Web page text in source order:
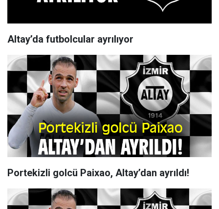
Altay’da futbolcular ayrılıyor
Portekizli golcü Paixao, Altay’dan ayrıldı!